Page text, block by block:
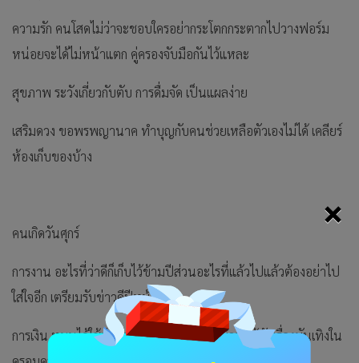
×
ความรัก คนโสดไม่ว่าจะชอบใครอย่ากระโตกกระตากไปวางฟอร์ม
หน่อยจะได้ไม่หน้าแตก คู่ครองจับมือกันไว้แหละ
สุขภาพ ระวังเกี่ยวกับตับ การดื่มจัด เป็นแผลง่าย
เสริมดวง ขอพรพญานาค ทำบุญกับคนช่วยเหลือตัวเองไม่ได้ เคลียร์
ห้องเก็บของบ้าง
คนเกิดวันศุกร์
การงาน อะไรที่ว่าดีก็เก็บไว้ข้ามปีส่วนอะไรที่แล้วไปแล้วต้องอย่าไป
ใส่ใจอีก เตรียมรับข่าวดีปีหน้า
การเงิน หมุนได้ใช้จ่ายคล่อง ได้ซื้อของแต่งบ้าน ใช้กับเรื่องบันเทิงใน